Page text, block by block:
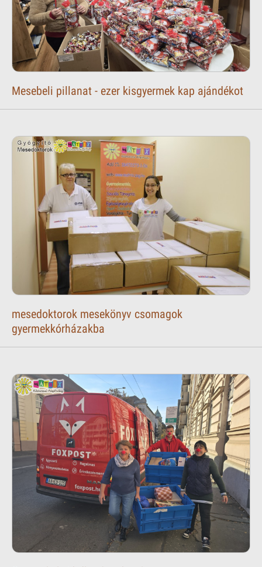
Mesebeli pillanat - ezer kisgyermek kap ajándékot
mesedoktorok mesekönyv csomagok
gyermekkórházakba